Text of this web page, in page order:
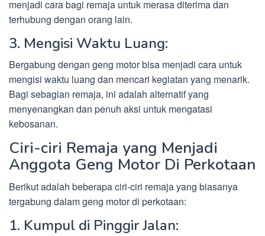
menjadi cara bagi remaja untuk merasa diterima dan
terhubung dengan orang lain.
3. Mengisi Waktu Luang:
Bergabung dengan geng motor bisa menjadi cara untuk
mengisi waktu luang dan mencari kegiatan yang menarik.
Bagi sebagian remaja, ini adalah alternatif yang
menyenangkan dan penuh aksi untuk mengatasi
kebosanan.
Ciri-ciri Remaja yang Menjadi
Anggota Geng Motor Di Perkotaan
Berikut adalah beberapa ciri-ciri remaja yang biasanya
tergabung dalam geng motor di perkotaan:
1. Kumpul di Pinggir Jalan: